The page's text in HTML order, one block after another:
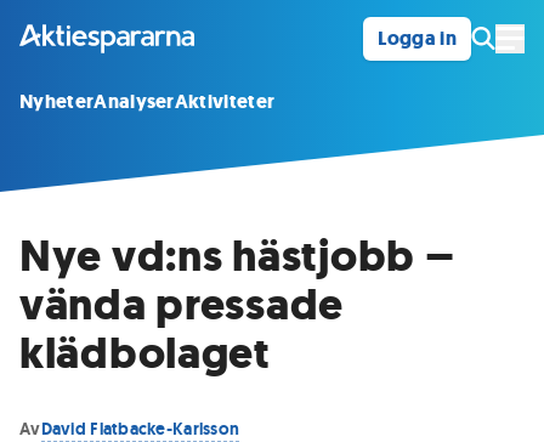
Logga in
NyheterAnalyserAktiviteter
Nye vd:ns hästjobb –
vända pressade
klädbolaget
AvDavid Flatbacke-Karlsson